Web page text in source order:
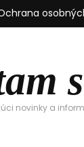
novinky a